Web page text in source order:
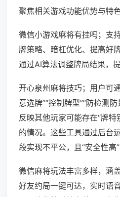
聚焦相关游戏功能优势与特色
微信小游戏麻将有挂吗；支
牌策略、暗杠优化、提高好
通过AI算法调整牌局结果，提
开心泉州麻将技巧；用户可
意选牌”“控制牌型”“防检测
反映其他玩家可能存在“牌特
的情况。这些工具通过后台
段实现不平公，且“安全性高
微信麻将玩法丰富多样，涵
好友约局一键可达，实时语